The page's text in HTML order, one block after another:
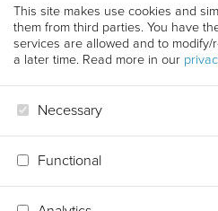
This site makes use cookies and
them from third parties. You have
services are allowed and to
a later time. Read more in our
Necessary
Functional